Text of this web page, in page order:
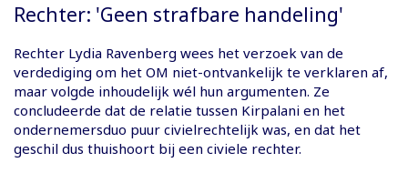
Rechter: 'Geen strafbare handeling'
Rechter Lydia Ravenberg wees het verzoek van de
verdediging om het OM niet-ontvankelijk te verklaren af,
maar volgde inhoudelijk wél hun argumenten. Ze
concludeerde dat de relatie tussen Kirpalani en het
ondernemersduo puur civielrechtelijk was, en dat het
geschil dus thuishoort bij een civiele rechter.